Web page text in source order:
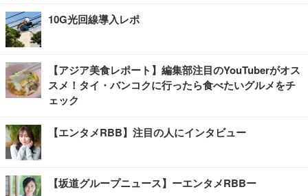
10G光回線導入レポ
【アジア美食レポート】編集部注目のYouTuberがオス
スメ！タイ・バンコクに行ったら食べたいグルメをチ
ェック
【エンタメRBB】注目の人にインタビュー
【坂道グループニュース】ーエンタメRBBー